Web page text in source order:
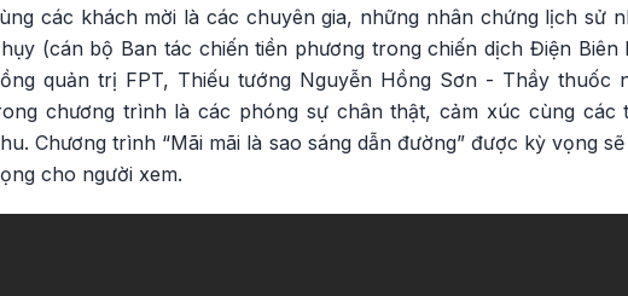
các khách mời là các chuyên gia, những nhân chứng lịch sử
(cán bộ Ban tác chiến tiền phương trong chiến dịch Điện
quản trị FPT, Thiếu tướng Nguyễn Hồng Sơn - Thầy thuốc
chương trình là các phóng sự chân thật, cảm xúc cùng các
Chương trình “Mãi mãi là sao sáng dẫn đường” được kỳ vọng
cho người xem.